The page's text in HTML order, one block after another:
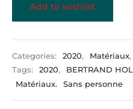
Add to wishlist
Categories: 2020, Matériaux,
Tags:
2020, BERTRAND
Matériaux, Sans personne